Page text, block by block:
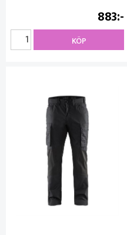
883
KÖP